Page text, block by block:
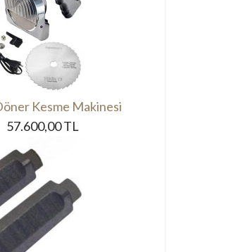
Kesme Makinesi
57.600,00 TL